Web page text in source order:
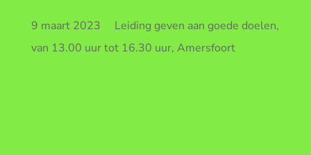
9 maart 2023 Leiding geven aan goede doelen,
van 13.00 uur tot 16.30 uur, Amersfoort